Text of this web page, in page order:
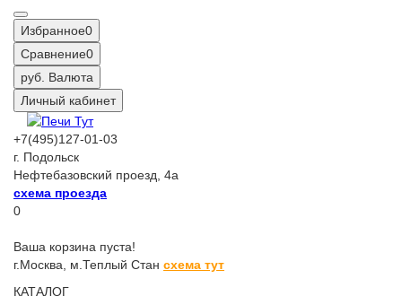
Избранное0
Сравнение0
руб. Валюта
Личный кабинет
+7(495)127-01-03
г. Подольск
Нефтебазовский проезд, 4а
схема проезда
0
Ваша корзина пуста!
г.Москва, м.Теплый Стан схема тут
КАТАЛОГ